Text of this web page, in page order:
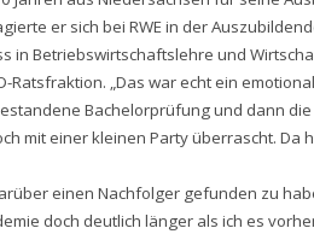
er sich bei RWE in der
in Betriebswirtschaftslehre und
„Das war echt ein
Bachelorprüfung und dann die
mit einer kleinen Party überrascht. Da
einen Nachfolger gefunden zu
doch deutlich länger als ich es